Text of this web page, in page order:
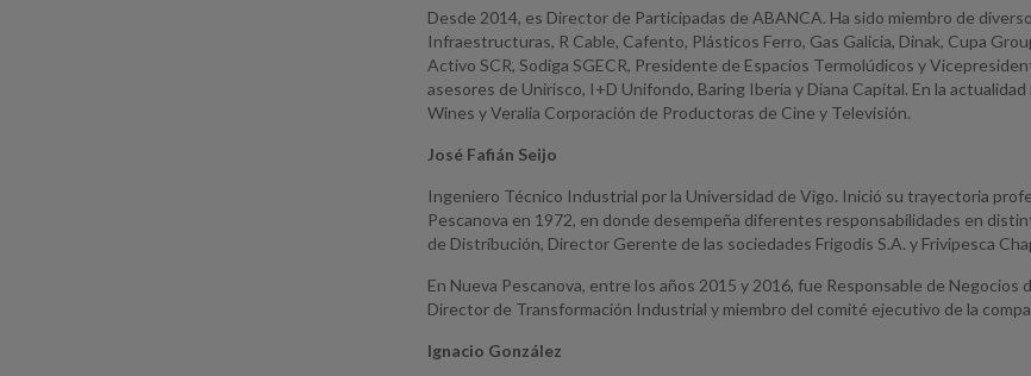
Desde 2014, es Director de Participadas de ABANCA. Ha sido miembro de
Infraestructuras, R Cable, Cafento, Plásticos Ferro, Gas Galicia, Dinak, Cupa
Activo SCR, Sodiga SGECR, Presidente de Espacios Termolúdicos y
asesores de Unirisco, I+D Unifondo, Baring Iberia y Diana Capital. En la
Wines y Veralia Corporación de Productoras de Cine y Televisión.
José Fafián Seijo
Ingeniero Técnico Industrial por la Universidad de Vigo. Inició su trayectoria
Pescanova en 1972, en donde desempeña diferentes responsabilidades en
de Distribución, Director Gerente de las sociedades Frigodis S.A. y Frivipesca
En Nueva Pescanova, entre los años 2015 y 2016, fue Responsable de Negocios
Director de Transformación Industrial y miembro del comité ejecutivo de la
Ignacio González